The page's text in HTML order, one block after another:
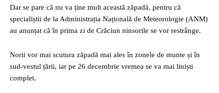
Dar se pare că nu va ține mult această zăpadă, pentru că
specialiștii de la Administrația Națională de Meteorologie (ANM)
au anunțat că în prima zi de Crăciun ninsorile se vor restrânge.
Norii vor mai scutura zăpadă mai ales în zonele de munte și în
sud-vestul țării, iar pe 26 decembrie vremea se va mai liniști
complet.